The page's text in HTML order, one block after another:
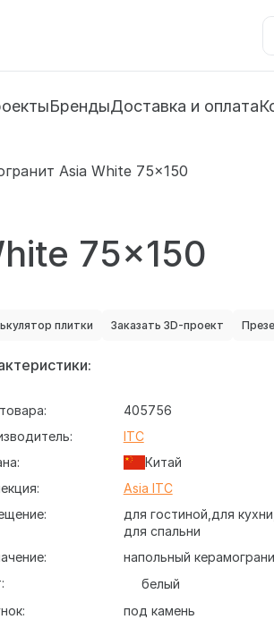
БрендыДоставка и оплата
Asia White 75x150
75x150
плитки Заказать 3D-проект
405756
ITC
Китай
Asia ITC
для гостиной для кухни
для спальни
напольный
белый
под камень